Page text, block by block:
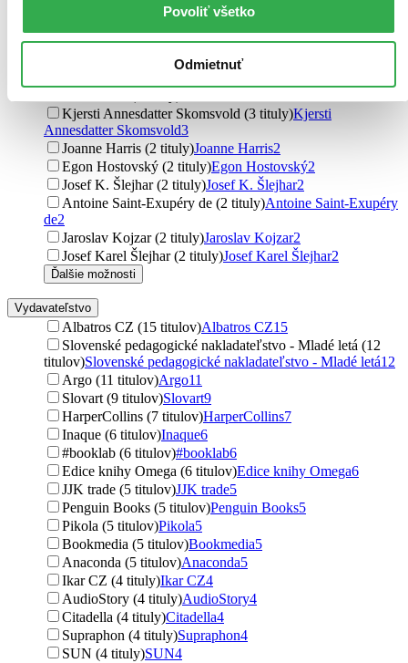
Povoliť všetko
Odmietnuť
Rachael Lippincott (4 tituly)Rachael Lippincott
Monika Macháčková (3 tituly)Monika Macháčková3
Kjersti A. Skomsvold (3 tituly)Kjersti A. Skomsvold
Kjersti Annesdatter Skomsvold (3 tituly)Kjersti
Annesdatter Skomsvold3
Joanne Harris (2 tituly)Joanne Harris2
Egon Hostovský (2 tituly)Egon Hostovský2
Josef K. Šlejhar (2 tituly)Josef K. Šlejhar2
Antoine Saint-Exupéry de (2 tituly)Antoine Saint-Exupéry
de2
Jaroslav Kojzar (2 tituly)Jaroslav Kojzar2
Josef Karel Šlejhar (2 tituly)Josef Karel Šlejhar2
Ďalšie možnosti
Vydavateľstvo
Albatros CZ (15 titulov)Albatros CZ15
Slovenské pedagogické nakladateľstvo - Mladé letá (12
titulov)Slovenské pedagogické nakladateľstvo - Mladé letá12
Argo (11 titulov)Argo11
Slovart (9 titulov)Slovart9
HarperCollins (7 titulov)HarperCollins7
Inaque (6 titulov)Inaque6
#booklab (6 titulov)#booklab6
Edice knihy Omega (6 titulov)Edice knihy Omega6
JJK trade (5 titulov)JJK trade5
Penguin Books (5 titulov)Penguin Books5
Pikola (5 titulov)Pikola5
Bookmedia (5 titulov)Bookmedia5
Anaconda (5 titulov)Anaconda5
Ikar CZ (4 tituly)Ikar CZ4
AudioStory (4 tituly)AudioStory4
Citadella (4 tituly)Citadella4
Supraphon (4 tituly)Supraphon4
SUN (4 tituly)SUN4